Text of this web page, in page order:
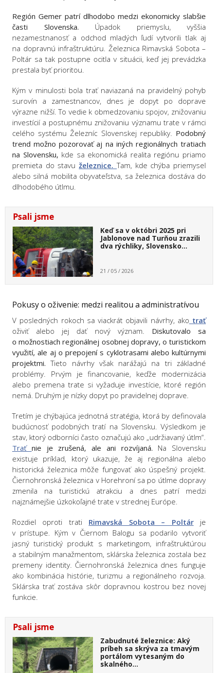
Región Gemer patrí dlhodobo medzi ekonomicky slabšie
časti Slovenska. Úpadok priemyslu, vyššia
nezamestnanosť a odchod mladých ľudí vytvorili tlak aj
na dopravnú infraštruktúru. Železnica Rimavská Sobota –
Poltár sa tak postupne ocitla v situácii, keď jej prevádzka
prestala byť prioritou.
Kým v minulosti bola trať naviazaná na pravidelný pohyb
surovín a zamestnancov, dnes je dopyt po doprave
výrazne nižší. To vedie k obmedzovaniu spojov, znižovaniu
investícií a postupnému znižovaniu významu trate v rámci
celého systému Železníc Slovenskej republiky. Podobný
trend možno pozorovať aj na iných regionálnych tratiach
na Slovensku, kde sa ekonomická realita regiónu priamo
premieta do stavuželeznice.Tam, kde chýba priemysel
alebo silná mobilita obyvateľstva, sa železnica dostáva do
dlhodobého útlmu.
Psali jsme
Keď sa v októbri 2025 pri
Jablonove nad Turňou zrazili
dva rýchliky, Slovensko…
21 / 05 / 2026
Pokusy o oživenie: medzi realitou a administratívou
V posledných rokoch sa viackrát objavili návrhy, ako trať
oživiť alebo jej dať nový význam. Diskutovalo sa
o možnostiach regionálnej osobnej dopravy, o turistickom
využití, ale aj o prepojení s cyklotrasami alebo kultúrnymi
projektmi. Tieto návrhy však narážajú na tri základné
problémy. Prvým je financovanie, keďže modernizácia
alebo premena trate si vyžaduje investície, ktoré región
nemá. Druhým je nízky dopyt po pravidelnej doprave.
Tretím je chýbajúca jednotná stratégia, ktorá by definovala
budúcnosť podobných tratí na Slovensku. Výsledkom je
stav, ktorý odborníci často označujú ako „udržiavaný útlm“.
Trať nie je zrušená, ale ani rozvíjaná. Na Slovensku
existuje príklad, ktorý ukazuje, že aj regionálna alebo
historická železnica môže fungovať ako úspešný projekt.
Čiernohronská železnica v Horehroní sa po útlme dopravy
zmenila na turistickú atrakciu a dnes patrí medzi
najznámejšie úzkokoľajné trate v strednej Európe.
Rozdiel oproti trati Rimavská Sobota – Poltárje
v prístupe. Kým v Čiernom Balogu sa podarilo vytvoriť
jasný turistický produkt s marketingom, infraštruktúrou
a stabilným manažmentom, sklárska železnica zostala bez
premeny identity. Čiernohronská železnica dnes funguje
ako kombinácia histórie, turizmu a regionálneho rozvoja.
Sklárska trať zostáva skôr dopravnou kostrou bez novej
funkcie.
Psali jsme
Zabudnuté železnice: Aký
príbeh sa skrýva za tmavým
portálom vytesaným do
skalného…